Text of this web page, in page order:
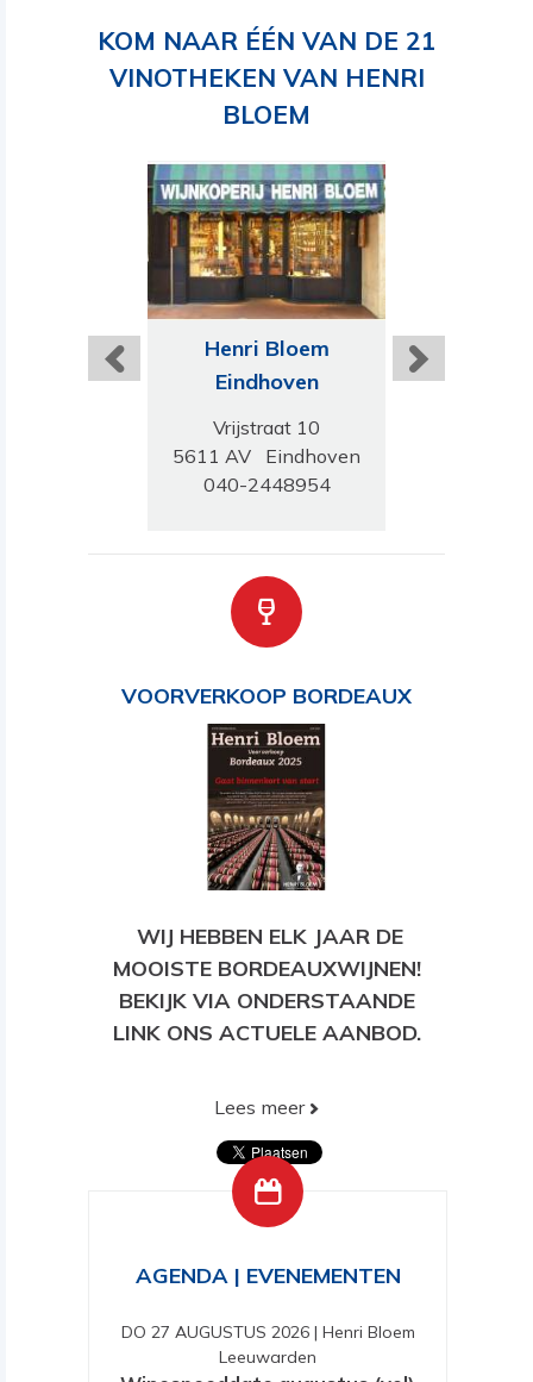
KOM NAAR ÉÉN VAN DE 21
VINOTHEKEN VAN HENRI
BLOEM
Henri Bloem
Eindhoven
Vrijstraat 10
5611 AV Eindhoven
040-2448954
VOORVERKOOP BORDEAUX
WIJ HEBBEN ELK JAAR DE
MOOISTE BORDEAUXWIJNEN!
BEKIJK VIA ONDERSTAANDE
LINK ONS ACTUELE AANBOD.
AANBOD!
Lees meer
AGENDA | EVENEMENTEN
DO 27 AUGUSTUS 2026| Henri Bloem
Leeuwarden